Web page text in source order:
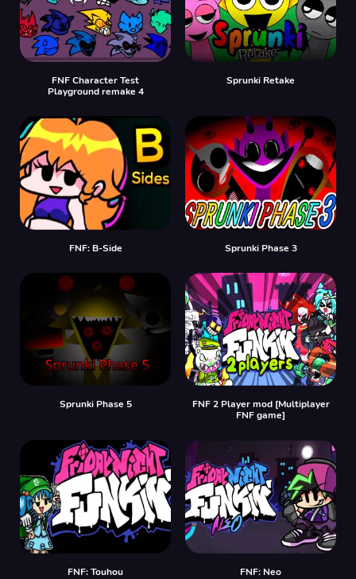
FNF Character Test
Playground remake 4
Sprunki Retake
FNF: B-Side Sprunki Phase 3
Sprunki Phase 5
FNF 2 Player mod [Multiplayer
FNF game]
FNF: Touhou FNF: Neo